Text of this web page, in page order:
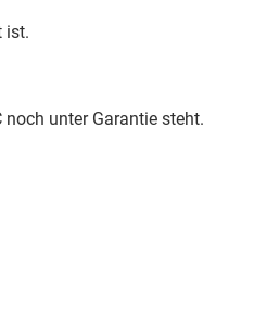
ist.
unter Garantie steht.